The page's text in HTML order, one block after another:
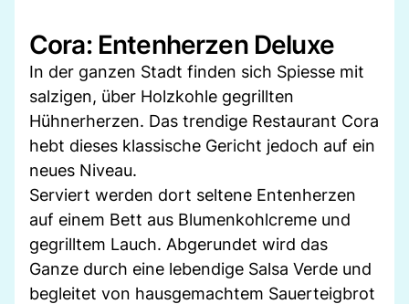
Cora: Entenherzen Deluxe
In der ganzen Stadt finden sich Spiesse mit
salzigen, über Holzkohle gegrillten
Hühnerherzen. Das trendige Restaurant Cora
hebt dieses klassische Gericht jedoch auf ein
neues Niveau.
Serviert werden dort seltene Entenherzen
auf einem Bett aus Blumenkohlcreme und
gegrilltem Lauch. Abgerundet wird das
Ganze durch eine lebendige Salsa Verde und
begleitet von hausgemachtem Sauerteigbrot